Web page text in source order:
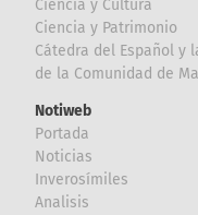
Ciencia y Cultura
Ciencia y Patrimonio
Cátedra del Español y
de la Comunidad de
Notiweb
Portada
Noticias
Inverosímiles
Analisis